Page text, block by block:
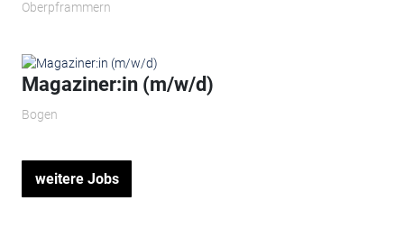
Oberpframmern
Magaziner:in (m/w/d)
Bogen
weitere Jobs